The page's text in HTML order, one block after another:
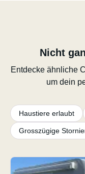
Nicht
Entdecke ähnliche
um dein
Haustiere erlaubt
Grosszügige